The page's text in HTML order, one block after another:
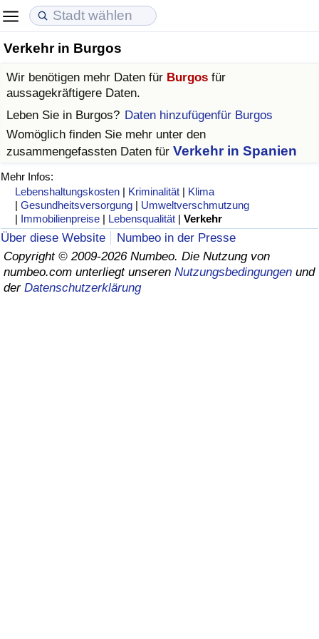
Verkehr in Burgos
Wir benötigen mehr Daten für Burgos für
aussagekräftigere Daten.
Leben Sie in Burgos? Daten hinzufügenfür Burgos
Womöglich finden Sie mehr unter den
zusammengefassten Daten für Verkehr in Spanien
Mehr Infos:
Lebenshaltungskosten | Kriminalität | Klima
|Gesundheitsversorgung | Umweltverschmutzung
| Immobilienpreise | Lebensqualität |Verkehr
Über diese Website
Numbeo in der Presse
Copyright © 2009-2026 Numbeo. Die Nutzung von
numbeo.com unterliegt unseren Nutzungsbedingungen und
der Datenschutzerklärung
Lebenshaltungskosten
Lebenshaltungskosten-Index (aktuell)
Lebenshaltungskosten-Index
Lebenshaltungskosten-Index nach Land
in Akaba
Immobilienpreise
Immobilienpreis-Index (aktuell)
Immobilienpreis-Index
Immobilienpreis-Index nach Land
Lebensqualität
Lebensqualität-Index
Lebensqualität-Index (aktuell)
Lebensqualitätsindex nach Land
Kriminalität
Kriminalitäts-Index (aktuell)
Kriminalitäts-Index